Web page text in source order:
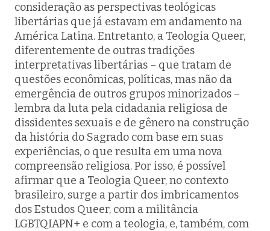
consideração as perspectivas teológicas
libertárias que já estavam em andamento na
América Latina. Entretanto, a Teologia Queer,
diferentemente de outras tradições
interpretativas libertárias – que tratam de
questões econômicas, políticas, mas não da
emergência de outros grupos minorizados –
lembra da luta pela cidadania religiosa de
dissidentes sexuais e de gênero na construção
da história do Sagrado com base em suas
experiências, o que resulta em uma nova
compreensão religiosa. Por isso, é possível
afirmar que a Teologia Queer, no contexto
brasileiro, surge a partir dos imbricamentos
dos Estudos Queer, com a militância
LGBTQIAPN+ e com a teologia, e, também, com